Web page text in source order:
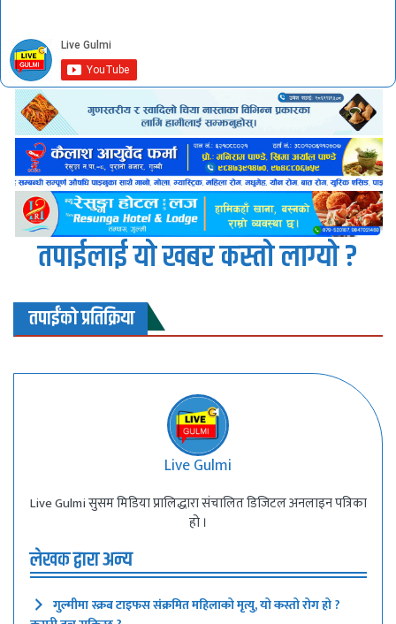
तपाईलाई यो खबर कस्तो लाग्यो ?
तपाईंको प्रतिक्रिया
Live Gulmi
Live Gulmi सुसम मिडिया प्रालिद्धारा संचालित डिजिटल अनलाइन पत्रिका
हो ।
लेखक द्वारा अन्य
गुल्मीमा स्क्रब टाइफस संक्रमित महिलाको मृत्यु, यो कस्तो रोग हो ?